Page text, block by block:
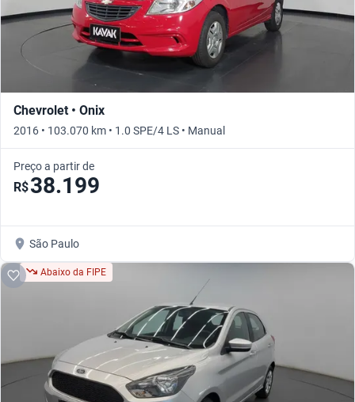
Chevrolet • Onix
2016 • 103.070 km • 1.0 SPE/4 LS • Manual
Preço a partir de
R$38.199
São Paulo
Abaixo da FIPE